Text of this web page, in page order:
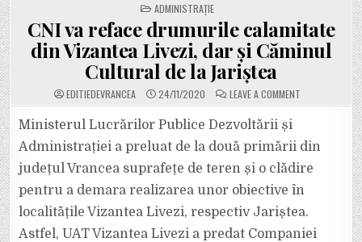
POSTED
IN
ADMINISTRAȚIE
CNI va reface drumurile calamitate
din Vizantea Livezi, dar și Căminul
Cultural de la Jariștea
EDITIEDEVRANCEA 24/11/2020 LEAVE A COMMENTON
CNI
CALAMITATE
DIN
LIVEZI,
ȘI
CULTURAL
DE
LA
JARIȘTEA
Ministerul Lucrărilor Publice Dezvoltării și
Administrației a preluat de la două primării din
județul Vrancea suprafețe de teren și o clădire
pentru a demara realizarea unor obiective în
localitățile Vizantea Livezi, respectiv Jariștea.
Astfel, UAT Vizantea Livezi a predat Companiei